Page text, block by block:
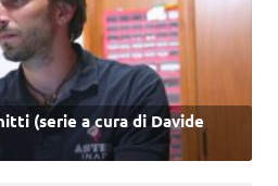
(serie a cura di Davide